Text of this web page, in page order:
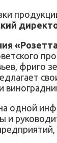
фриго
одной
и